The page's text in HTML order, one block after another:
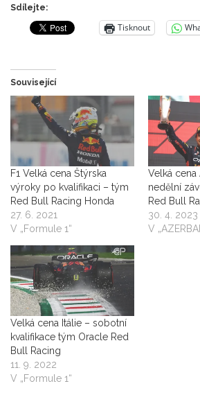
Sdílejte:
Tisknout
Související
F1 Velká cena Štýrska
výroky po kvalifikaci – tým
Red Bull Racing Honda
27. 6. 2021
V „Formule 1“
Velká cena
nedělní
Red Bull
30. 4. 2023
V
Velká cena Itálie – sobotní
kvalifikace tým Oracle Red
Bull Racing
11. 9. 2022
V „Formule 1“